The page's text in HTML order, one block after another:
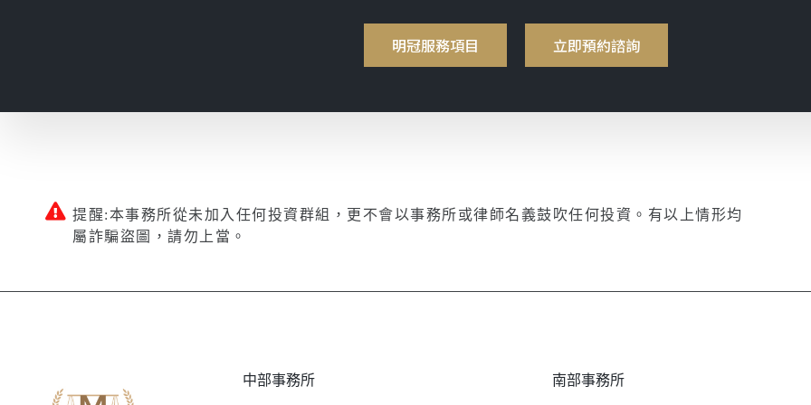
明冠服務項目 立即預約諮詢
提醒:本事務所從未加入任何投資群組，更不會以事務所或律師名義鼓吹任何投資。有以上情形均
屬詐騙盜圖，請勿上當。
中部事務所 南部事務所